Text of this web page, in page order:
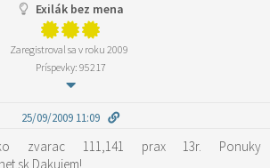
Exilák bez mena
Zaregistroval sa v roku 2009
Príspevky: 95217
25/09/2009 11:09
zvarac 111,141 prax 13r. Ponuky
Dakujem!